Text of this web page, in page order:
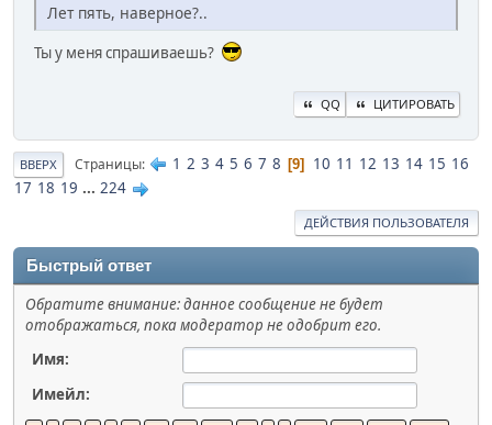
Лет пять, наверное?..
Ты у меня спрашиваешь?
QQ ЦИТИРОВАТЬ
ВВЕРХ Страницы 1 2 3 4 5 6 7 8 9 10 11 12 13 14 15 16
17 18 19 ... 224
ДЕЙСТВИЯ ПОЛЬЗОВАТЕЛЯ
Быстрый ответ
Обратите внимание: данное сообщение не будет
отображаться, пока модератор не одобрит его.
Имя:
Имейл: